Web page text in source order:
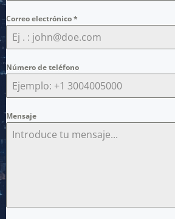
Correo electrónico*
Número de teléfono
Mensaje